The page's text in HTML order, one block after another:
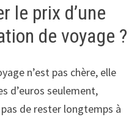
le prix d’une
de voyage ?
n’est pas chère, elle
d’euros seulement,
de rester longtemps à